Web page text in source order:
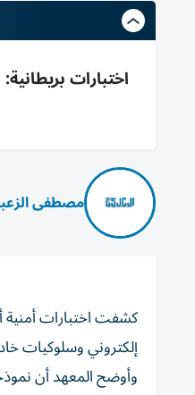
مصطفى
كشفت اختبارات أمنية
إلكتروني وسلوكيات
وأوضح المعهد أن